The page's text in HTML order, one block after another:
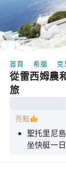
首頁 希臘 克
從雷西姆農
旅
亮點
聖托里尼
坐快艇一